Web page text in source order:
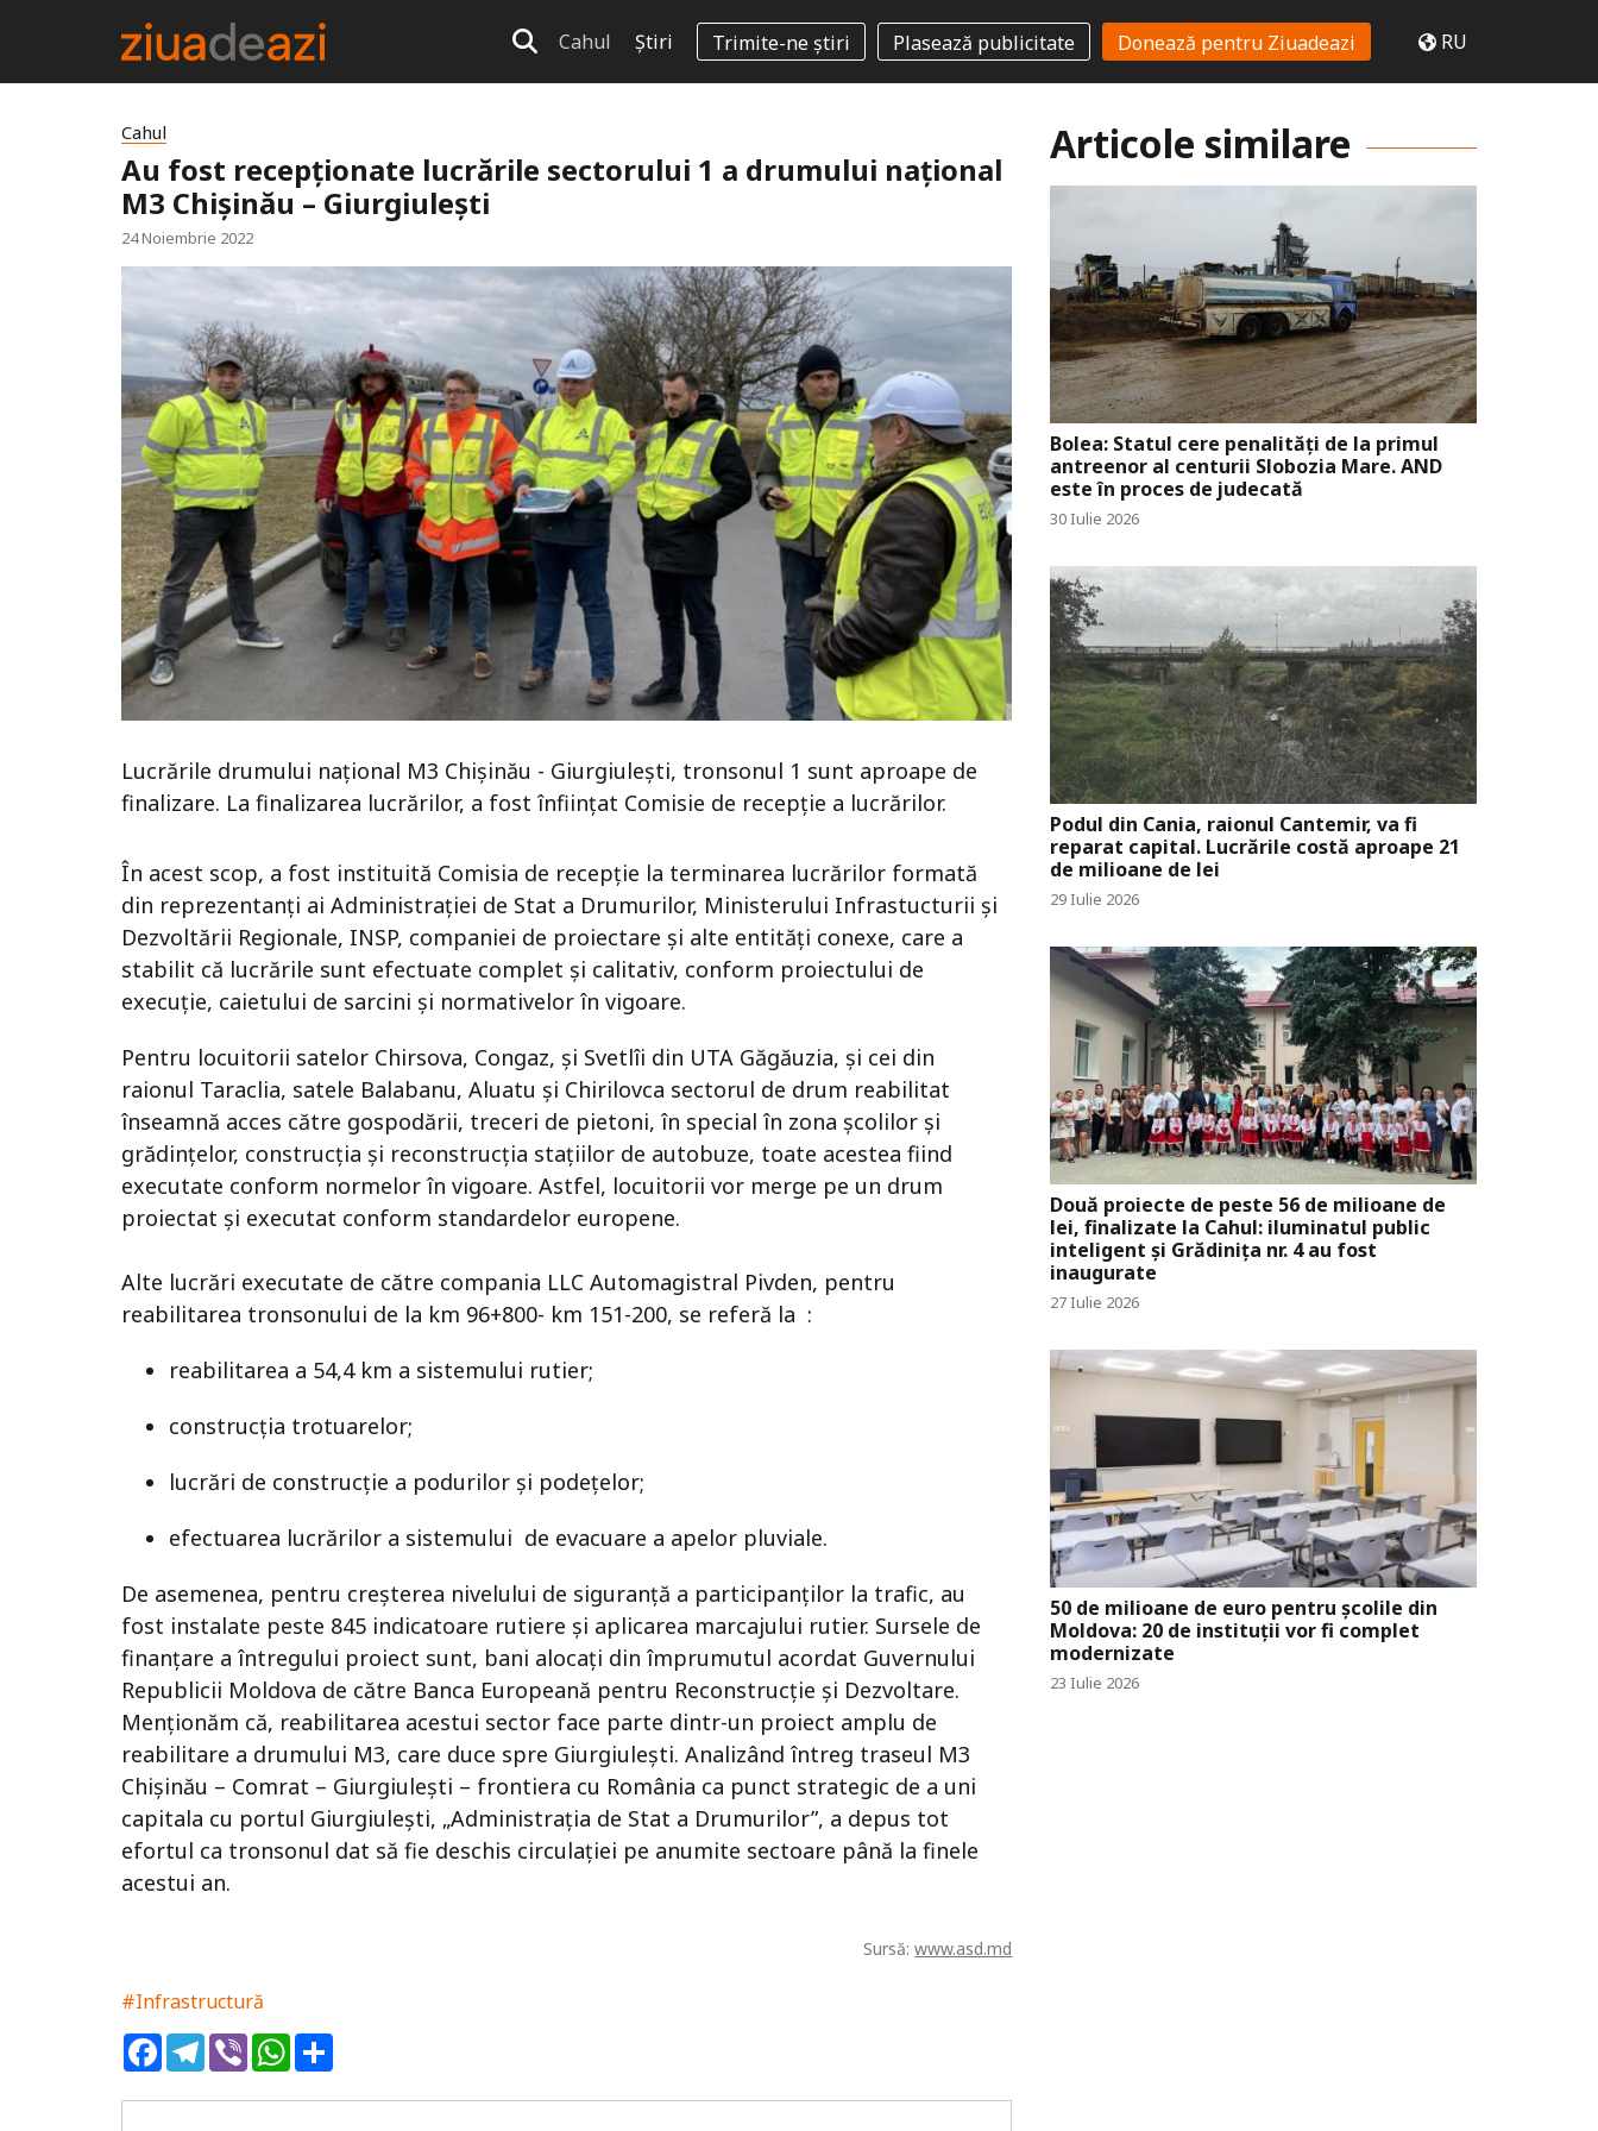
Cahul Știri Trimite-ne știri Plasează publicitate Donează pentru Ziuadeazi RU
Cahul
Au fost recepționate lucrările sectorului 1 a drumului național
M3 Chișinău – Giurgiulești
24 Noiembrie 2022
Lucrările drumului național M3 Chișinău - Giurgiulești, tronsonul 1 sunt aproape de
finalizare. La finalizarea lucrărilor, a fost înființat Comisie de recepție a lucrărilor.
În acest scop, a fost instituită Comisia de recepție la terminarea lucrărilor formată
din reprezentanți ai Administrației de Stat a Drumurilor, Ministerului Infrastucturii și
Dezvoltării Regionale, INSP, companiei de proiectare și alte entități conexe, care a
stabilit că lucrările sunt efectuate complet și calitativ, conform proiectului de
execuție, caietului de sarcini și normativelor în vigoare.
Pentru locuitorii satelor Chirsova, Congaz, și Svetlîi din UTA Găgăuzia, și cei din
raionul Taraclia, satele Balabanu, Aluatu și Chirilovca sectorul de drum reabilitat
înseamnă acces către gospodării, treceri de pietoni, în special în zona școlilor și
grădințelor, construcția și reconstrucția stațiilor de autobuze, toate acestea fiind
executate conform normelor în vigoare. Astfel, locuitorii vor merge pe un drum
proiectat și executat conform standardelor europene.
Alte lucrări executate de către compania LLC Automagistral Pivden, pentru
reabilitarea tronsonului de la km 96+800- km 151-200, se referă la :
reabilitarea a 54,4 km a sistemului rutier;
construcția trotuarelor;
lucrări de construcție a podurilor și podețelor;
efectuarea lucrărilor a sistemului de evacuare a apelor pluviale.
De asemenea, pentru creșterea nivelului de siguranță a participanților la trafic, au
fost instalate peste 845 indicatoare rutiere și aplicarea marcajului rutier. Sursele de
finanțare a întregului proiect sunt, bani alocați din împrumutul acordat Guvernului
Republicii Moldova de către Banca Europeană pentru Reconstrucție și Dezvoltare.
Menționăm că, reabilitarea acestui sector face parte dintr-un proiect amplu de
reabilitare a drumului M3, care duce spre Giurgiulești. Analizând întreg traseul M3
Chișinău – Comrat – Giurgiulești – frontiera cu România ca punct strategic de a uni
capitala cu portul Giurgiulești, „Administrația de Stat a Drumurilor”, a depus tot
efortul ca tronsonul dat să fie deschis circulației pe anumite sectoare până la finele
acestui an.
Sursă:www.asd.md
#Infrastructură
FacebookTelegram
ViberWhatsApp
Articole similare
Bolea: Statul cere penalități de la primul
antreenor al centurii Slobozia Mare. AND
este în proces de judecată
30 Iulie 2026
Podul din Cania, raionul Cantemir, va fi
reparat capital. Lucrările costă aproape 21
de milioane de lei
29 Iulie 2026
Două proiecte de peste 56 de milioane de
lei, finalizate la Cahul: iluminatul public
inteligent și Grădinița nr. 4 au fost
inaugurate
27 Iulie 2026
50 de milioane de euro pentru școlile din
Moldova: 20 de instituții vor fi complet
modernizate
23 Iulie 2026